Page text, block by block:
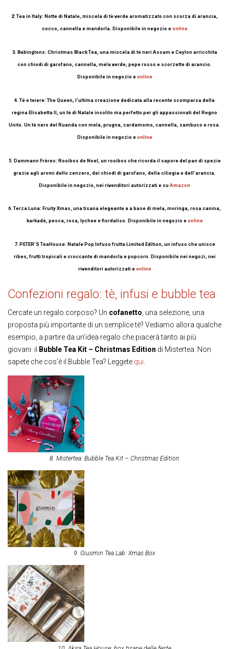
2. Tea in Italy: Notte di Natale, miscela di tè verde aromatizzato con scorza di arancia,
cocco, cannella e mandorla. Disponibile in negozio eonline
3. Babingtons: Christmas Black Tea, una miscela di tè neri Assam e Ceylon arricchita
con chiodi di garofano, cannella, mela verde, pepe rosso e scorzette di arancio.
Disponibile in negozio eonline
4. Tè e teiere: The Queen, l’ultima creazione dedicata alla recente scomparsa della
regina Elisabetta II, un tè di Natale insolito ma perfetto per gli appassionati del Regno
Unito. Un tè nero del Ruanda con mela, prugna, cardamomo, cannella, sambuco e rosa.
Disponibile in negozio eonline
5. Dammann Frères: Rooibos de Noel, un rooibos che ricorda il sapore del pan di spezie
grazie agli aromi dello zenzero, dei chiodi di garofano, della ciliegia e dell’arancia.
Disponibile in negozio, nei rivenditori autorizzati e su Amazon
6. Terza Luna: Fruity Xmas, una tisana elegeante a a base di mela, moringa, rosa canina,
karkadè, pesca, rosa, lychee e fiordaliso. Disponibile in negozio eonline
7. PETER’S TeaHouse: Natale Pop Infuso frutta Limited Edition, un infuso che unisce
ribes, frutti tropicali e croccante di mandorla e popcorn. Disponibile nei negozi, nei
rivenditori autorizzati eonline
Confezioni regalo: tè, infusi e bubble tea
Cercate un regalo corposo? Un cofanetto , una selezione, una
proposta più importante di un semplice tè? Vediamo allora qualche
esempio, a partire da un’idea regalo che piacerà tanto ai più
giovani: il
Bubble Tea Kit – Christmas Edition di Mistertea. Non
sapete che cos’è il Bubble Tea? Leggete qui
8. Mistertea: Bubble Tea Kit – Christmas Edition
9. Giusmin Tea Lab: Xmas Box